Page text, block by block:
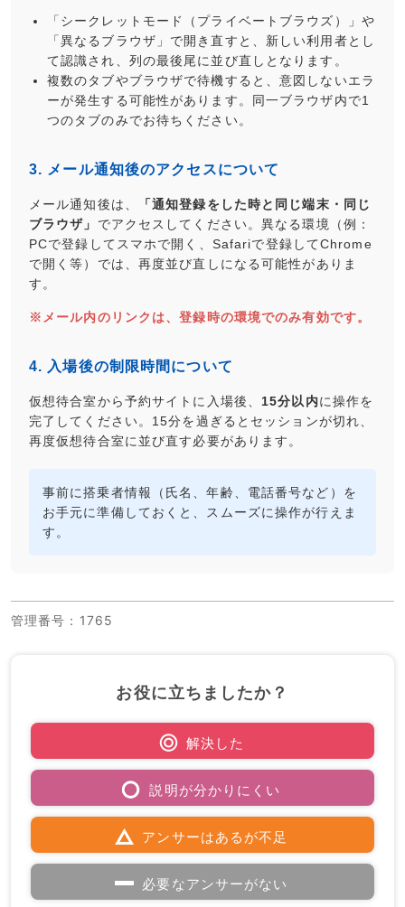
「シークレットモード（プライベートブラウズ）」や
「異なるブラウザ」で開き直すと、新しい利用者とし
て認識され、列の最後尾に並び直しとなります。
複数のタブやブラウザで待機すると、意図しないエラ
ーが発生する可能性があります。同一ブラウザ内で1
つのタブのみでお待ちください。
3. メール通知後のアクセスについて
メール通知後は、
「通知登録をした時と同じ端末・同じ
ブラウザ」 でアクセスしてください。異なる環境（例：
PCで登録してスマホで開く、Safariで登録してChrome
で開く等）では、再度並び直しになる可能性がありま
す。
※メール内のリンクは、登録時の環境でのみ有効です。
4. 入場後の制限時間について
仮想待合室から予約サイトに入場後、 15分以内に操作を
完了してください。15分を過ぎるとセッションが切れ、
再度仮想待合室に並び直す必要があります。
事前に搭乗者情報（氏名、年齢、電話番号など）を
お手元に準備しておくと、スムーズに操作が行えま
す。
管理番号 ：1765
お役に立ちましたか？
解決した
説明が分かりにくい
アンサーはあるが不足
必要なアンサーがない